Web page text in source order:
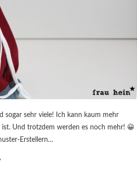
sogar sehr viele! Ich kann kaum mehr
ist. Und trotzdem werden es noch mehr! 😀
Erstellern…